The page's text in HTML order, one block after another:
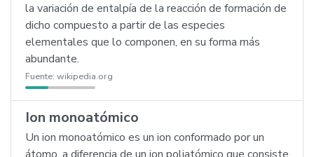
la variación de entalpía de la reacción de formación de
dicho compuesto a partir de las especies
elementales que lo componen, en su forma más
abundante.
Fuente: wikipedia.org
Ion monoatómico
Un ion monoatómico es un ion conformado por un